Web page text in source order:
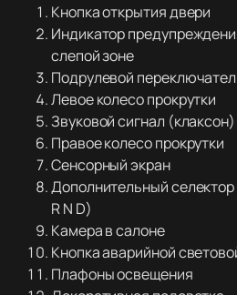
Кнопка открытия двери
Индикатор
слепой зоне
Подрулевой
Левое колесо прокрутки
Звуковой сигнал (клаксон)
Правое колесо прокрутки
Сенсорный экран
Дополнительный
R N D)
Камера в салоне
Кнопка аварийной
Плафоны освещения